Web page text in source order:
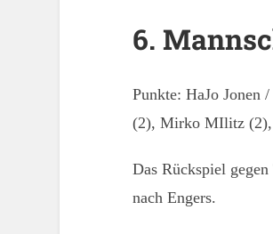
6.
Punkte: HaJo Jonen
(2), Mirko MIlitz (2),
Das Rückspiel
nach Engers.